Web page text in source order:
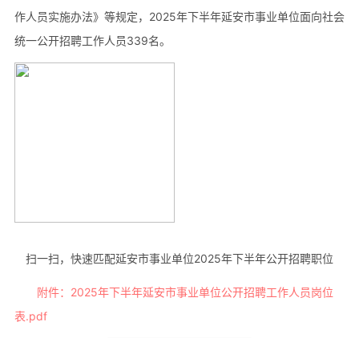
作人员实施办法》等规定，2025年下半年延安市事业单位面向社会
统一公开招聘工作人员339名。
扫一扫，快速匹配延安市事业单位2025年下半年公开招聘职位
附件：2025年下半年延安市事业单位公开招聘工作人员岗位
表.pdf